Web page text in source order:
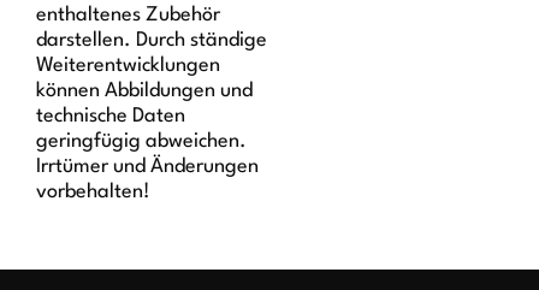
enthaltenes Zubehör
darstellen. Durch ständige
Weiterentwicklungen
können Abbildungen und
technische Daten
geringfügig abweichen.
Irrtümer und Änderungen
vorbehalten!